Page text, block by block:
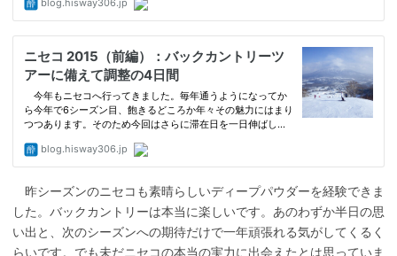
昨シーズンのニセコも素晴らしいディープパウダーを経験できま
した。バックカントリーは本当に楽しいです。あのわずか半日の思
い出と、次のシーズンへの期待だけで一年頑張れる気がしてくるく
らいです。でも未だニセコの本当の実力に出会えたとは思っていま